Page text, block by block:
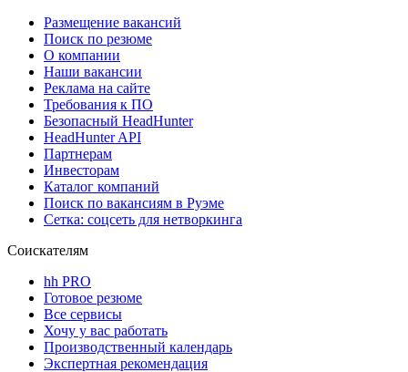
Размещение вакансий
Поиск по резюме
О компании
Наши вакансии
Реклама на сайте
Требования к ПО
Безопасный HeadHunter
HeadHunter API
Партнерам
Инвесторам
Каталог компаний
Поиск по вакансиям в Руэме
Сетка: соцсеть для нетворкинга
Соискателям
hh PRO
Готовое резюме
Все сервисы
Хочу у вас работать
Производственный календарь
Экспертная рекомендация